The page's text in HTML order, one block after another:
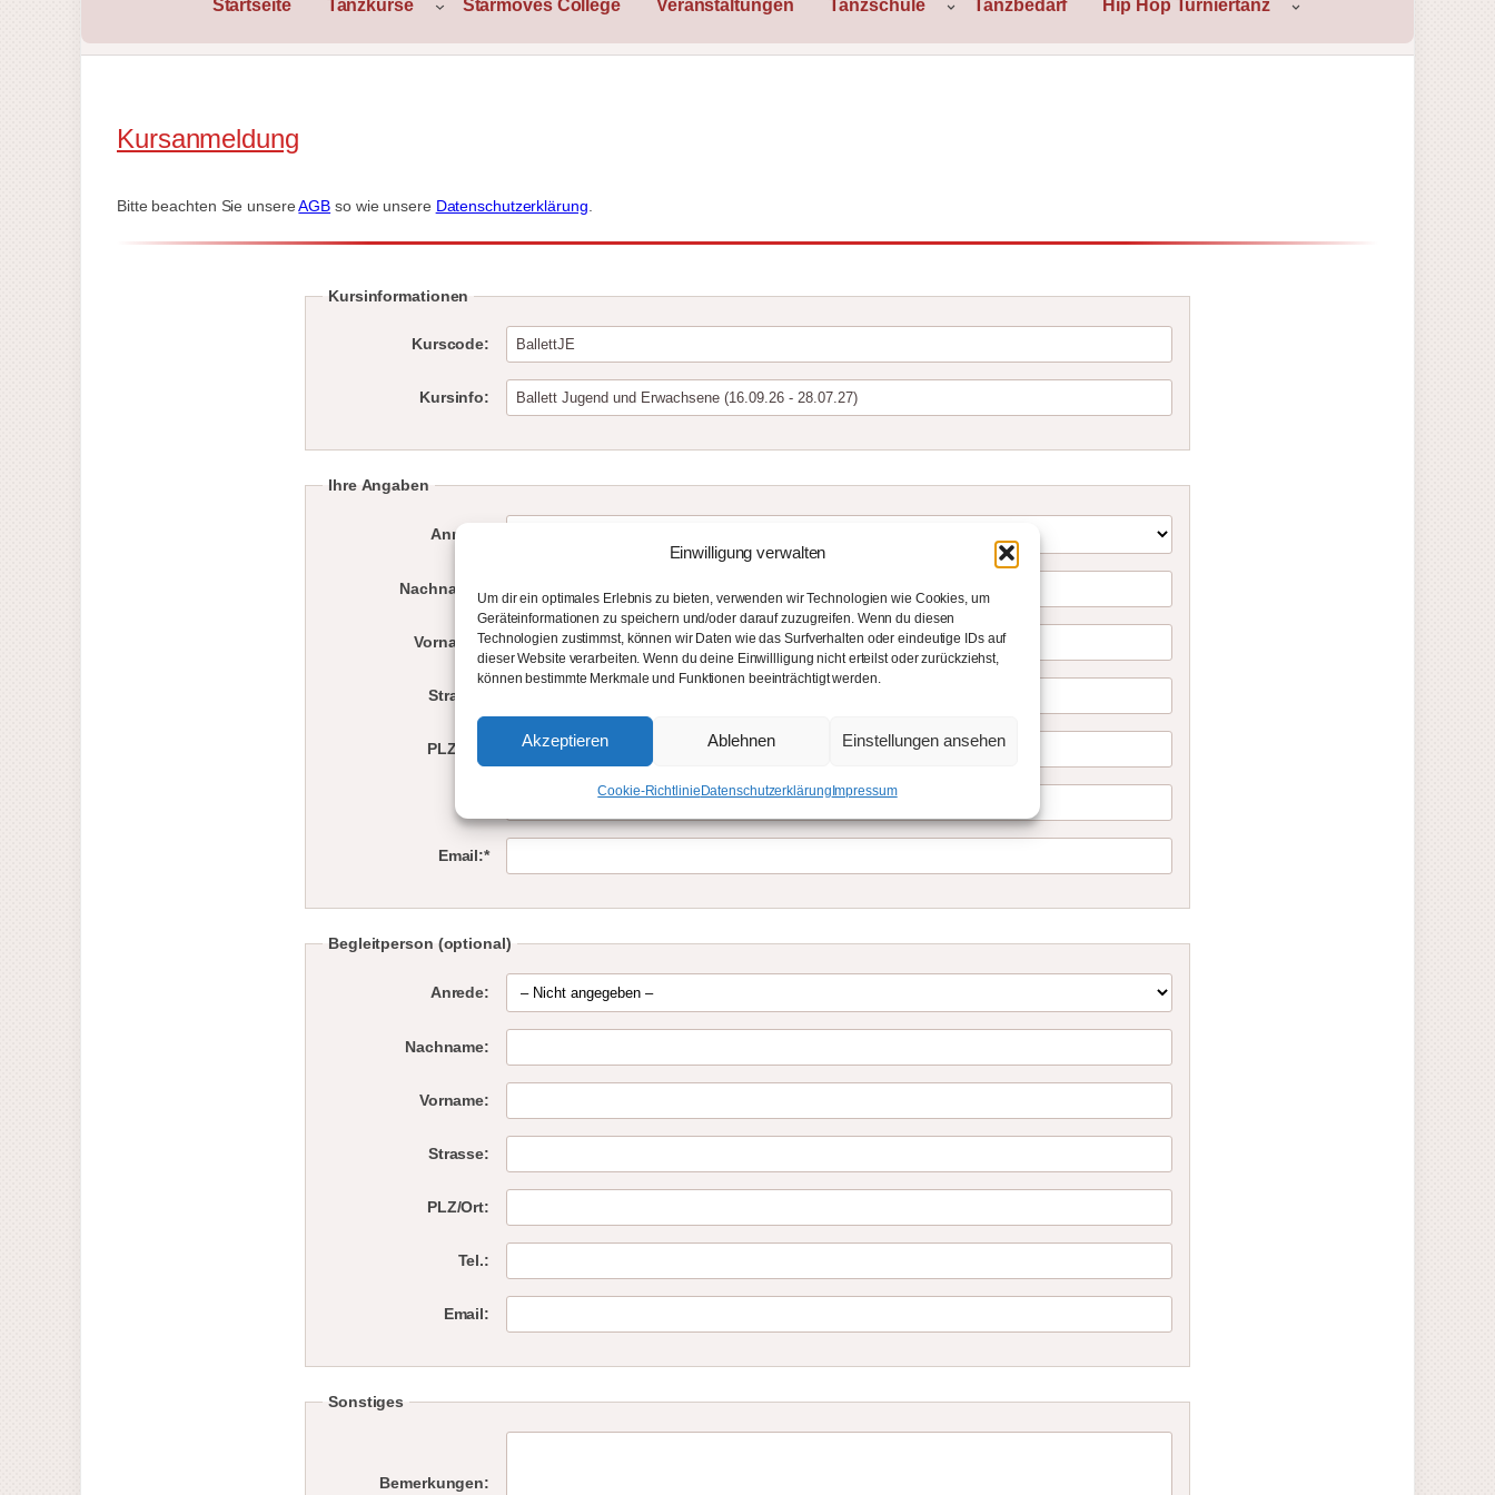
Einwilligung verwalten
Um dir ein optimales Erlebnis zu bieten, verwenden wir Technologien wie Cookies, um
Geräteinformationen zu speichern und/oder darauf zuzugreifen. Wenn du diesen
Technologien zustimmst, können wir Daten wie das Surfverhalten oder eindeutige IDs auf
dieser Website verarbeiten. Wenn du deine Einwillligung nicht erteilst oder zurückziehst,
können bestimmte Merkmale und Funktionen beeinträchtigt werden.
Akzeptieren Ablehnen Einstellungen ansehen
Cookie-RichtlinieDatenschutzerklärungImpressum
Startseite Tanzkurse Starmoves College Veranstaltungen Tanzschule Tanzbedarf Hip Hop Turniertanz
Kursanmeldung
Bitte beachten Sie unsereAGB so wie unsere Datenschutzerklärung
Kursinformationen
Kurscode:
Kursinfo:
Ihre Angaben
Anrede:
Nachname:*
Vorname:*
Strasse:
PLZ/Ort:
Email:*
Begleitperson (optional)
Anrede:
Nachname:
Vorname:
Strasse:
PLZ/Ort:
Tel.:
Email:
Sonstiges
Bemerkungen: